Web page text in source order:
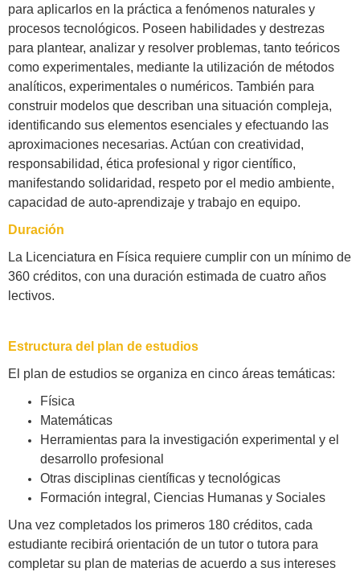
para aplicarlos en la práctica a fenómenos naturales y
procesos tecnológicos. Poseen habilidades y destrezas
para plantear, analizar y resolver problemas, tanto teóricos
como experimentales, mediante la utilización de métodos
analíticos, experimentales o numéricos. También para
construir modelos que describan una situación compleja,
identificando sus elementos esenciales y efectuando las
aproximaciones necesarias. Actúan con creatividad,
responsabilidad, ética profesional y rigor científico,
manifestando solidaridad, respeto por el medio ambiente,
capacidad de auto-aprendizaje y trabajo en equipo.
Duración
La Licenciatura en Física requiere cumplir con un mínimo de
360 créditos, con una duración estimada de cuatro años
lectivos.
Estructura del plan de estudios
El plan de estudios se organiza en cinco áreas temáticas:
Física
Matemáticas
Herramientas para la investigación experimental y el
desarrollo profesional
Otras disciplinas científicas y tecnológicas
Formación integral, Ciencias Humanas y Sociales
Una vez completados los primeros 180 créditos, cada
estudiante recibirá orientación de un tutor o tutora para
completar su plan de materias de acuerdo a sus intereses